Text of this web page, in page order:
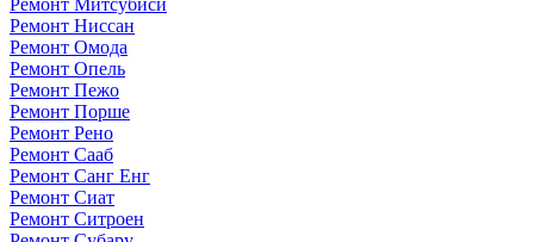
Ремонт Митсубиси
Ремонт Ниссан
Ремонт Омода
Ремонт Опель
Ремонт Пежо
Ремонт Порше
Ремонт Рено
Ремонт Сааб
Ремонт Санг Енг
Ремонт Сиат
Ремонт Ситроен